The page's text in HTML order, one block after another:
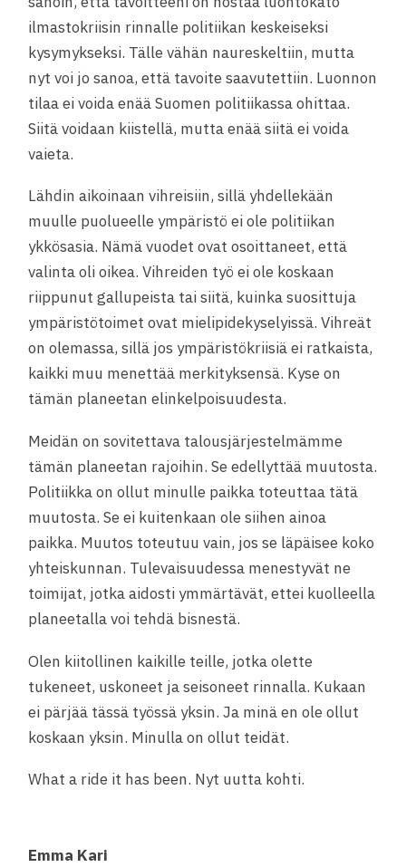
ilmastokriisin rinnalle politiikan keskeiseksi
kysymykseksi. Tälle vähän naureskeltiin, mutta
nyt voi jo sanoa, että tavoite saavutettiin. Luonnon
tilaa ei voida enää Suomen politiikassa ohittaa.
Siitä voidaan kiistellä, mutta enää siitä ei voida
vaieta.
Lähdin aikoinaan vihreisiin, sillä yhdellekään
muulle puolueelle ympäristö ei ole politiikan
ykkösasia. Nämä vuodet ovat osoittaneet, että
valinta oli oikea. Vihreiden työ ei ole koskaan
riippunut gallupeista tai siitä, kuinka suosittuja
ympäristötoimet ovat mielipidekyselyissä. Vihreät
on olemassa, sillä jos ympäristökriisiä ei ratkaista,
kaikki muu menettää merkityksensä. Kyse on
tämän planeetan elinkelpoisuudesta.
Meidän on sovitettava talousjärjestelmämme
tämän planeetan rajoihin. Se edellyttää muutosta.
Politiikka on ollut minulle paikka toteuttaa tätä
muutosta. Se ei kuitenkaan ole siihen ainoa
paikka. Muutos toteutuu vain, jos se läpäisee koko
yhteiskunnan. Tulevaisuudessa menestyvät ne
toimijat, jotka aidosti ymmärtävät, ettei kuolleella
planeetalla voi tehdä bisnestä.
Olen kiitollinen kaikille teille, jotka olette
tukeneet, uskoneet ja seisoneet rinnalla. Kukaan
ei pärjää tässä työssä yksin. Ja minä en ole ollut
koskaan yksin. Minulla on ollut teidät.
What a ride it has been. Nyt uutta kohti.
Emma Kari